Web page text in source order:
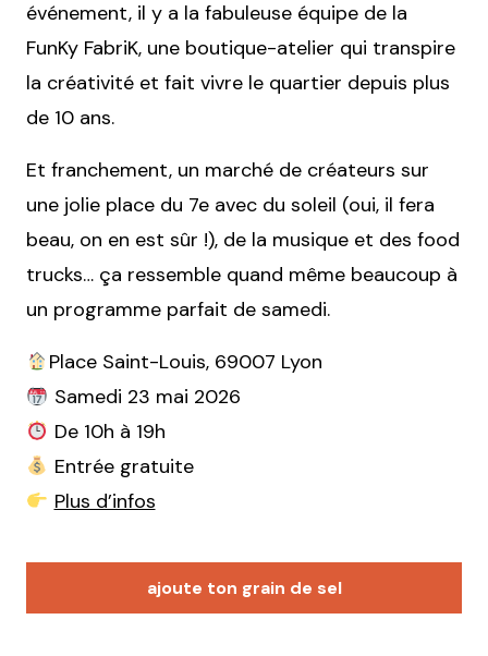
événement, il y a la fabuleuse équipe de la
FunKy FabriK, une boutique-atelier qui transpire
la créativité et fait vivre le quartier depuis plus
de 10 ans.
Et franchement, un marché de créateurs sur
une jolie place du 7e avec du soleil (oui, il fera
beau, on en est sûr !), de la musique et des food
trucks… ça ressemble quand même beaucoup à
un programme parfait de samedi.
Place Saint-Louis, 69007 Lyon
Samedi 23 mai 2026
De 10h à 19h
Entrée gratuite
Plus d’infos
ajoute ton grain de sel